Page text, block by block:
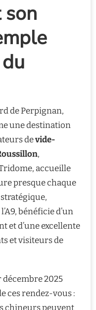
son
de Perpignan,
une destination
devide-
,
accueille
presque chaque
bénéficie d’un
et d’une excellente
et visiteurs de
décembre 2025
ces rendez-vous :